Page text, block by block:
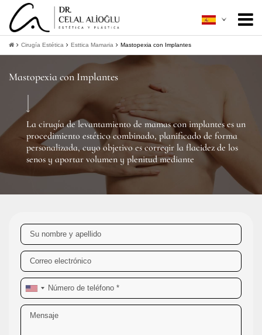
Acerca de mí
Cirugía Estética
Mínimamente Invasiva
Guía Del Paciente
Contacto
Obtener información
Cirugía Estética Esttica Mamaria Mastopexia con Implantes
Mastopexia con Implantes
La cirugía de levantamiento de mamas con implantes es un
procedimiento estético combinado, planificado de forma
personalizada, cuyo objetivo es corregir la flacidez de los
senos y aportar volumen y plenitud mediante